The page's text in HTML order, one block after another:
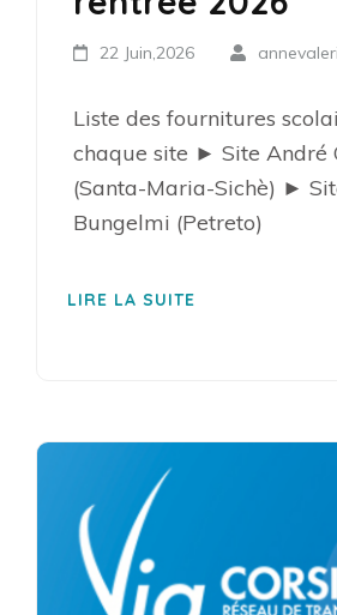
22 Juin,2026
Liste des fournitures
chaque site ► Site André
(Santa-Maria-Sichè) ►
Bungelmi (Petreto)
LIRE LA SUITE